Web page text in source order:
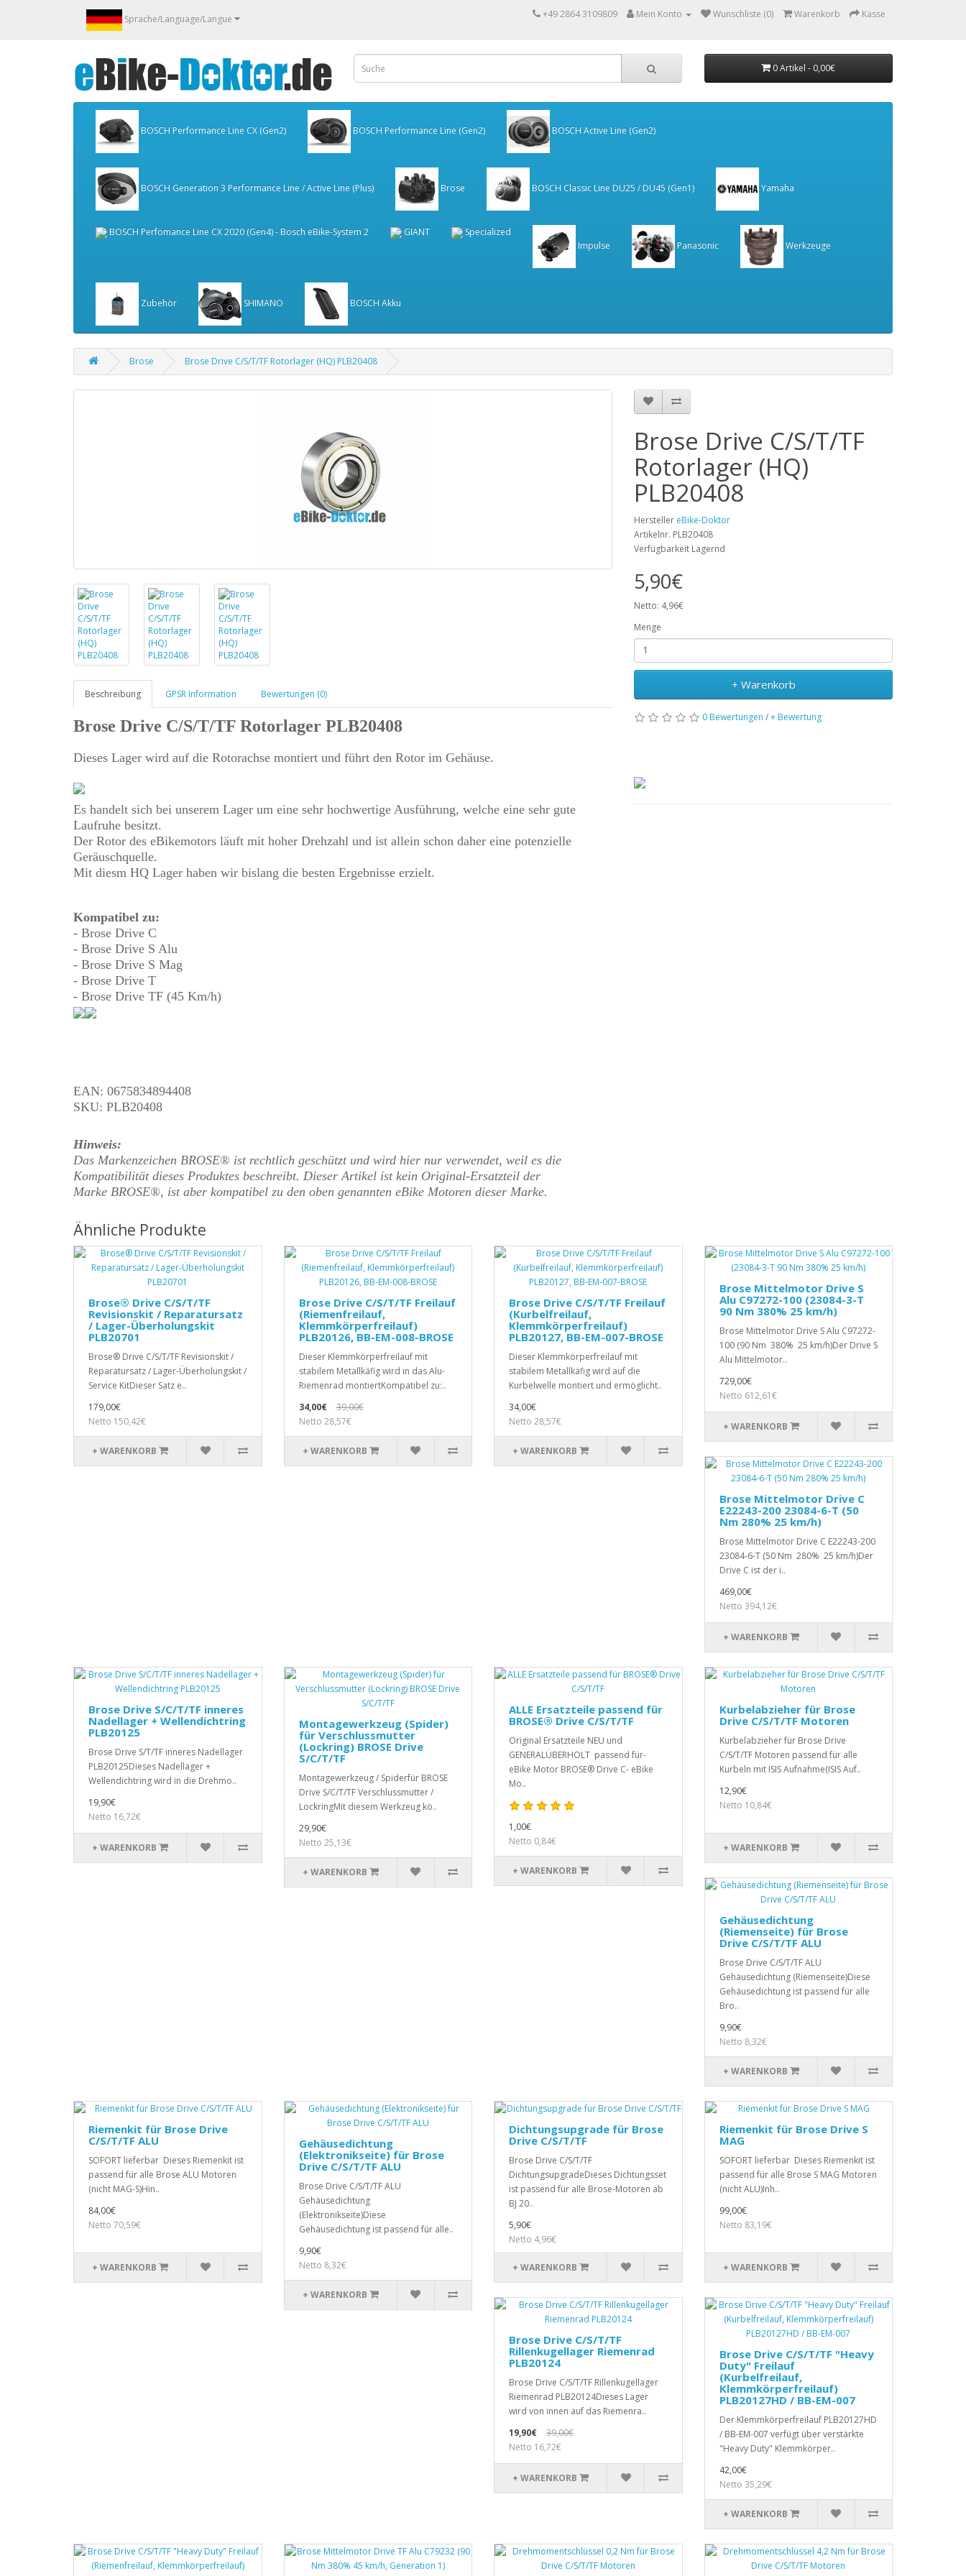
Sprache/Language/Langue +49 2864 3109809 Mein Konto Wunschliste (0) Warenkorb Kasse
0 Artikel - 0,00€
BOSCH Performance Line CX (Gen2) BOSCH Performance Line (Gen2) BOSCH Active Line (Gen2)
BOSCH Generation 3 Performance Line / Active Line (Plus) Brose BOSCH Classic Line DU25 / DU45 (Gen1) Yamaha
BOSCH Perfomance Line CX 2020 (Gen4) - Bosch eBike-System 2 GIANT
Specialized
Impulse
Panasonic Werkzeuge
Zubehör SHIMANO BOSCH Akku
Brose Brose Drive C/S/T/TF Rotorlager (HQ) PLB20408
Beschreibung GPSR Information Bewertungen (0)
Brose Drive C/S/T/TF Rotorlager PLB20408
Dieses Lager wird auf die Rotorachse montiert und führt den Rotor im Gehäuse.
Es handelt sich bei unserem Lager um eine sehr hochwertige Ausführung, welche eine sehr gute
Laufruhe besitzt.
Der Rotor des eBikemotors läuft mit hoher Drehzahl und ist allein schon daher eine potenzielle
Geräuschquelle.
Mit diesm HQ Lager haben wir bislang die besten Ergebnisse erzielt.
Kompatibel zu:
- Brose Drive C
- Brose Drive S Alu
- Brose Drive S Mag
- Brose Drive T
- Brose Drive TF (45 Km/h)
EAN: 0675834894408
SKU: PLB20408
Hinweis:
Das Markenzeichen BROSE® ist rechtlich geschützt und wird hier nur verwendet, weil es die
Kompatibilität dieses Produktes beschreibt. Dieser Artikel ist kein Original-Ersatzteil der
Marke BROSE®, ist aber kompatibel zu den oben genannten eBike Motoren dieser Marke.
Brose Drive C/S/T/TF
Rotorlager (HQ)
PLB20408
Hersteller eBike-Doktor
Artikelnr. PLB20408
Verfügbarkeit Lagernd
5,90€
Netto: 4,96€
Menge
+ Warenkorb
0 Bewertungen /+ Bewertung
Ähnliche Produkte
Brose® Drive C/S/T/TF
Revisionskit / Reparatursatz
/ Lager-Überholungskit
PLB20701
Brose® Drive C/S/T/TF Revisionskit /
Reparatursatz / Lager-Überholungskit /
Service KitDieser Satz e..
179,00€
Netto 150,42€
+ WARENKORB
Brose Drive C/S/T/TF Freilauf
(Riemenfreilauf,
Klemmkörperfreilauf)
PLB20126, BB-EM-008-BROSE
Dieser Klemmkörperfreilauf mit
stabilem Metallkäfig wird in das Alu-
Riemenrad montiertKompatibel zu:..
34,00€
39,00€
Netto 28,57€
+ WARENKORB
Brose Drive C/S/T/TF Freilauf
(Kurbelfreilauf,
Klemmkörperfreilauf)
PLB20127, BB-EM-007-BROSE
Dieser Klemmkörperfreilauf mit
stabilem Metallkäfig wird auf die
Kurbelwelle montiert und ermöglicht..
34,00€
Netto 28,57€
+ WARENKORB
Brose Mittelmotor Drive S
Alu C97272-100 (23084-3-T
90 Nm 380% 25 km/h)
Brose Mittelmotor Drive S Alu C97272-
100 (90 Nm 380% 25 km/h)Der Drive S
Alu Mittelmotor..
729,00€
Netto 612,61€
+ WARENKORB
Brose Mittelmotor Drive C
E22243-200 23084-6-T (50
Nm 280% 25 km/h)
Brose Mittelmotor Drive C E22243-200
23084-6-T (50 Nm 280% 25 km/h)Der
Drive C ist der i..
469,00€
Netto 394,12€
+ WARENKORB
Brose Drive S/C/T/TF inneres
Nadellager + Wellendichtring
PLB20125
Brose Drive S/T/TF inneres Nadellager
PLB20125Dieses Nadellager +
Wellendichtring wird in die Drehmo..
19,90€
Netto 16,72€
+ WARENKORB
Montagewerkzeug (Spider)
für Verschlussmutter
(Lockring) BROSE Drive
S/C/T/TF
Montagewerkzeug / Spiderfür BROSE
Drive S/C/T/TF Verschlussmutter /
LockringMit diesem Werkzeug kö..
29,90€
Netto 25,13€
+ WARENKORB
ALLE Ersatzteile passend für
BROSE® Drive C/S/T/TF
Original Ersatzteile NEU und
GENERALÜBERHOLT passend für-
eBike Motor BROSE® Drive C- eBike
Mo..
1,00€
Netto 0,84€
+ WARENKORB
Kurbelabzieher für Brose
Drive C/S/T/TF Motoren
Kurbelabzieher für Brose Drive
C/S/T/TF Motoren passend für alle
Kurbeln mit ISIS Aufnahme(ISIS Auf..
12,90€
Netto 10,84€
+ WARENKORB
Gehäusedichtung
(Riemenseite) für Brose
Drive C/S/T/TF ALU
Brose Drive C/S/T/TF ALU
Gehäusedichtung (Riemenseite)Diese
Gehäusedichtung ist passend für alle
Bro..
9,90€
Netto 8,32€
+ WARENKORB
Riemenkit für Brose Drive
C/S/T/TF ALU
SOFORT lieferbar Dieses Riemenkit ist
passend für alle Brose ALU Motoren
(nicht MAG-S)Hin..
84,00€
Netto 70,59€
+ WARENKORB
Gehäusedichtung
(Elektronikseite) für Brose
Drive C/S/T/TF ALU
Brose Drive C/S/T/TF ALU
Gehäusedichtung
(Elektronikseite)Diese
Gehäusedichtung ist passend für alle..
9,90€
Netto 8,32€
+ WARENKORB
Dichtungsupgrade für Brose
Drive C/S/T/TF
Brose Drive C/S/T/TF
DichtungsupgradeDieses Dichtungsset
ist passend für alle Brose-Motoren ab
BJ 20..
5,90€
Netto 4,96€
+ WARENKORB
Riemenkit für Brose Drive S
MAG
SOFORT lieferbar Dieses Riemenkit ist
passend für alle Brose S MAG Motoren
(nicht ALU)Inh..
99,00€
Netto 83,19€
+ WARENKORB
Brose Drive C/S/T/TF
Rillenkugellager Riemenrad
PLB20124
Brose Drive C/S/T/TF Rillenkugellager
Riemenrad PLB20124Dieses Lager
wird von innen auf das Riemenra..
19,90€
39,00€
Netto 16,72€
+ WARENKORB
Brose Drive C/S/T/TF "Heavy
Duty" Freilauf
(Kurbelfreilauf,
Klemmkörperfreilauf)
PLB20127HD / BB-EM-007
Der Klemmkörperfreilauf PLB20127HD
/ BB-EM-007 verfügt über verstärkte
"Heavy Duty" Klemmkörper..
42,00€
Netto 35,29€
+ WARENKORB